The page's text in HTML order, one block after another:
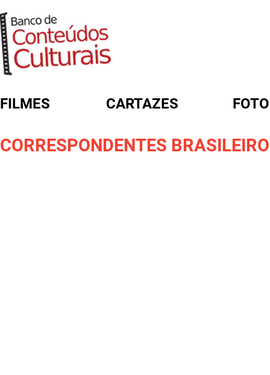
FILMES CARTAZES
CORRESPONDENTES
FORMULÁRIO DE BUSCA